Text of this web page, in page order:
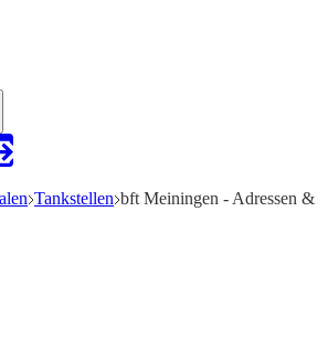
Tankstellen bft Meiningen - Adressen &